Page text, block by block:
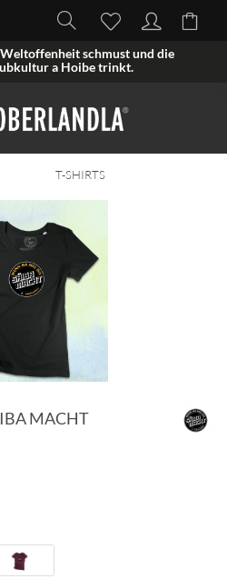
schmust und die
a Hoibe trinkt.
T-SHIRTS
MACHT